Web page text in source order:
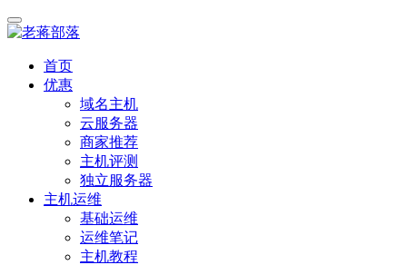
首页
优惠
域名主机
云服务器
商家推荐
主机评测
独立服务器
主机运维
基础运维
运维笔记
主机教程